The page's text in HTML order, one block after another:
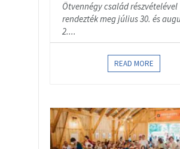
Ötvennégy család részvételével
rendezték meg július 30. és
2....
READ MORE